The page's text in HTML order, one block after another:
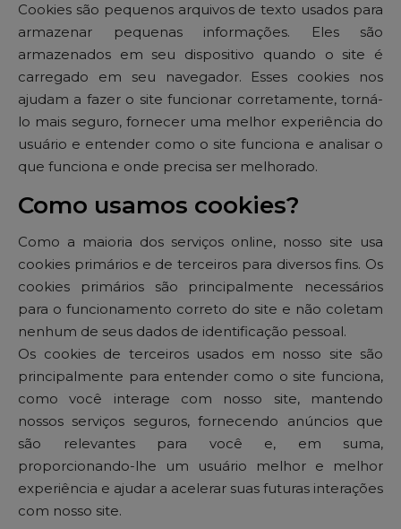
Cookies são pequenos arquivos de texto usados ​​para
armazenar pequenas informações. Eles são
armazenados em seu dispositivo quando o site é
carregado em seu navegador. Esses cookies nos
ajudam a fazer o site funcionar corretamente, torná-
lo mais seguro, fornecer uma melhor experiência do
usuário e entender como o site funciona e analisar o
que funciona e onde precisa ser melhorado.
Como usamos cookies?
Como a maioria dos serviços online, nosso site usa
cookies primários e de terceiros para diversos fins. Os
cookies primários são principalmente necessários
para o funcionamento correto do site e não coletam
nenhum de seus dados de identificação pessoal.
Os cookies de terceiros usados ​​em nosso site são
principalmente para entender como o site funciona,
como você interage com nosso site, mantendo
nossos serviços seguros, fornecendo anúncios que
são relevantes para você e, em suma,
proporcionando-lhe um usuário melhor e melhor
experiência e ajudar a acelerar suas futuras interações
com nosso site.